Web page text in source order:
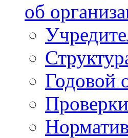
об
Годовой
Проверки